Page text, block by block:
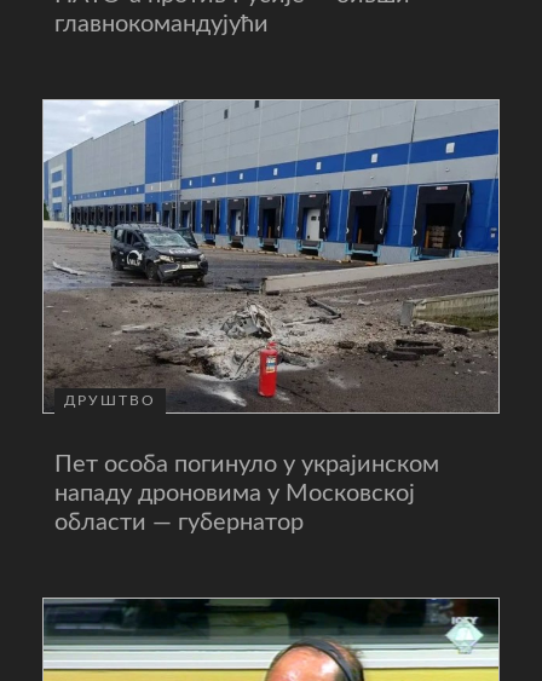
главнокомандујући
ДРУШТВО
Пет особа погинуло у украјинском
нападу дроновима у Московској
области — губернатор